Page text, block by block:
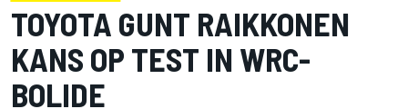
TOYOTA GUNT RAIKKONEN
KANS OP TEST IN WRC-
BOLIDE